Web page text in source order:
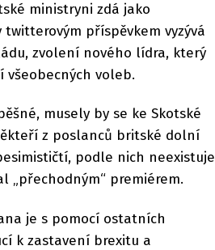
ministryni zdá jako
příspěvkem vyzývá
zvolení nového lídra, který
voleb.
musely by se ke Skotské
z poslanců britské dolní
podle nich neexistuje
„přechodným“ premiérem.
je s pomocí ostatních
k zastavení brexitu a